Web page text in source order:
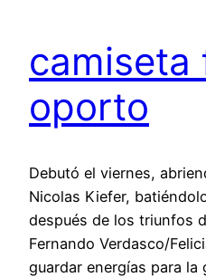
camiseta
oporto
Debutó el viernes,
Nicolas Kiefer,
después de los triunfos
Fernando Verdasco/
guardar energías para